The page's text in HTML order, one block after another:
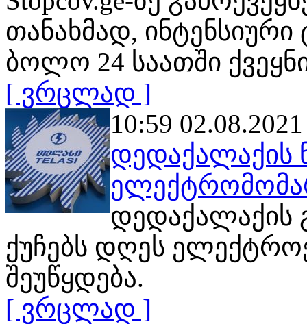
თანახმად,
ბოლო 24 საათში
[ ვრცლად ]
10:59 02.08.2021
დედაქალაქის
დედაქალაქის
ქუჩებს დღეს
შეუწყდება.
[ ვრცლად ]